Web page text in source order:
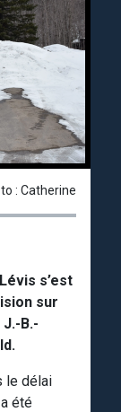
: Catherine
s’est
sur
B.-
le délai
été